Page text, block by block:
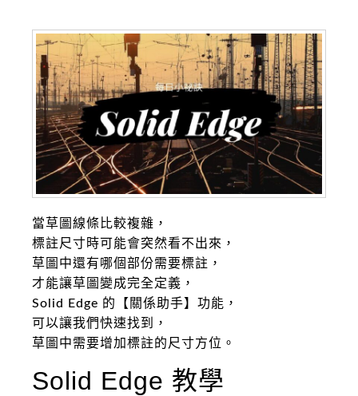
當草圖線條比較複雜，
標註尺寸時可能會突然看不出來，
草圖中還有哪個部份需要標註，
才能讓草圖變成完全定義，
Solid Edge 的【關係助手】功能，
可以讓我們快速找到，
草圖中需要增加標註的尺寸方位。
Solid Edge 教學